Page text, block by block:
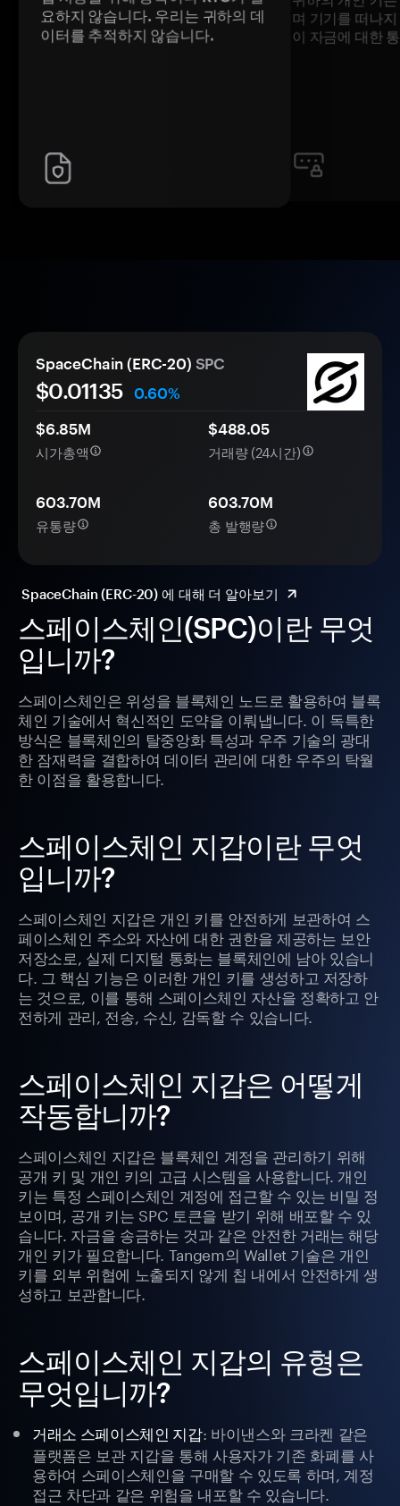
요하지 않습니다. 우리는 귀하의 데
이터를 추적하지 않습니다.
며 기기를 떠나
이 자금에 대한
스페이스체인(SPC)이란 무엇
입니까?
스페이스체인은 위성을 블록체인 노드로 활용하여 블록
체인 기술에서 혁신적인 도약을 이뤄냅니다. 이 독특한
방식은 블록체인의 탈중앙화 특성과 우주 기술의 광대
한 잠재력을 결합하여 데이터 관리에 대한 우주의 탁월
한 이점을 활용합니다.
스페이스체인 지갑이란 무엇
입니까?
스페이스체인 지갑은 개인 키를 안전하게 보관하여 스
페이스체인 주소와 자산에 대한 권한을 제공하는 보안
저장소로, 실제 디지털 통화는 블록체인에 남아 있습니
다. 그 핵심 기능은 이러한 개인 키를 생성하고 저장하
는 것으로, 이를 통해 스페이스체인 자산을 정확하고 안
전하게 관리, 전송, 수신, 감독할 수 있습니다.
스페이스체인 지갑은 어떻게
작동합니까?
스페이스체인 지갑은 블록체인 계정을 관리하기 위해
공개 키 및 개인 키의 고급 시스템을 사용합니다. 개인
키는 특정 스페이스체인 계정에 접근할 수 있는 비밀 정
보이며, 공개 키는 SPC 토큰을 받기 위해 배포할 수 있
습니다. 자금을 송금하는 것과 같은 안전한 거래는 해당
개인 키가 필요합니다. Tangem의 Wallet 기술은 개인
키를 외부 위협에 노출되지 않게 칩 내에서 안전하게 생
성하고 보관합니다.
스페이스체인 지갑의 유형은
무엇입니까?
거래소 스페이스체인 지갑: 바이낸스와 크라켄 같은
플랫폼은 보관 지갑을 통해 사용자가 기존 화폐를 사
용하여 스페이스체인을 구매할 수 있도록 하며, 계정
접근 차단과 같은 위험을 내포할 수 있습니다.
SpaceChain (ERC-20) SPC
$0.01135
0.60%
$6.85M
시가총액
$488.05
거래량 (24시간)
603.70M
유통량
603.70M
총 발행량
SpaceChain (ERC-20) 에 대해 더 알아보기